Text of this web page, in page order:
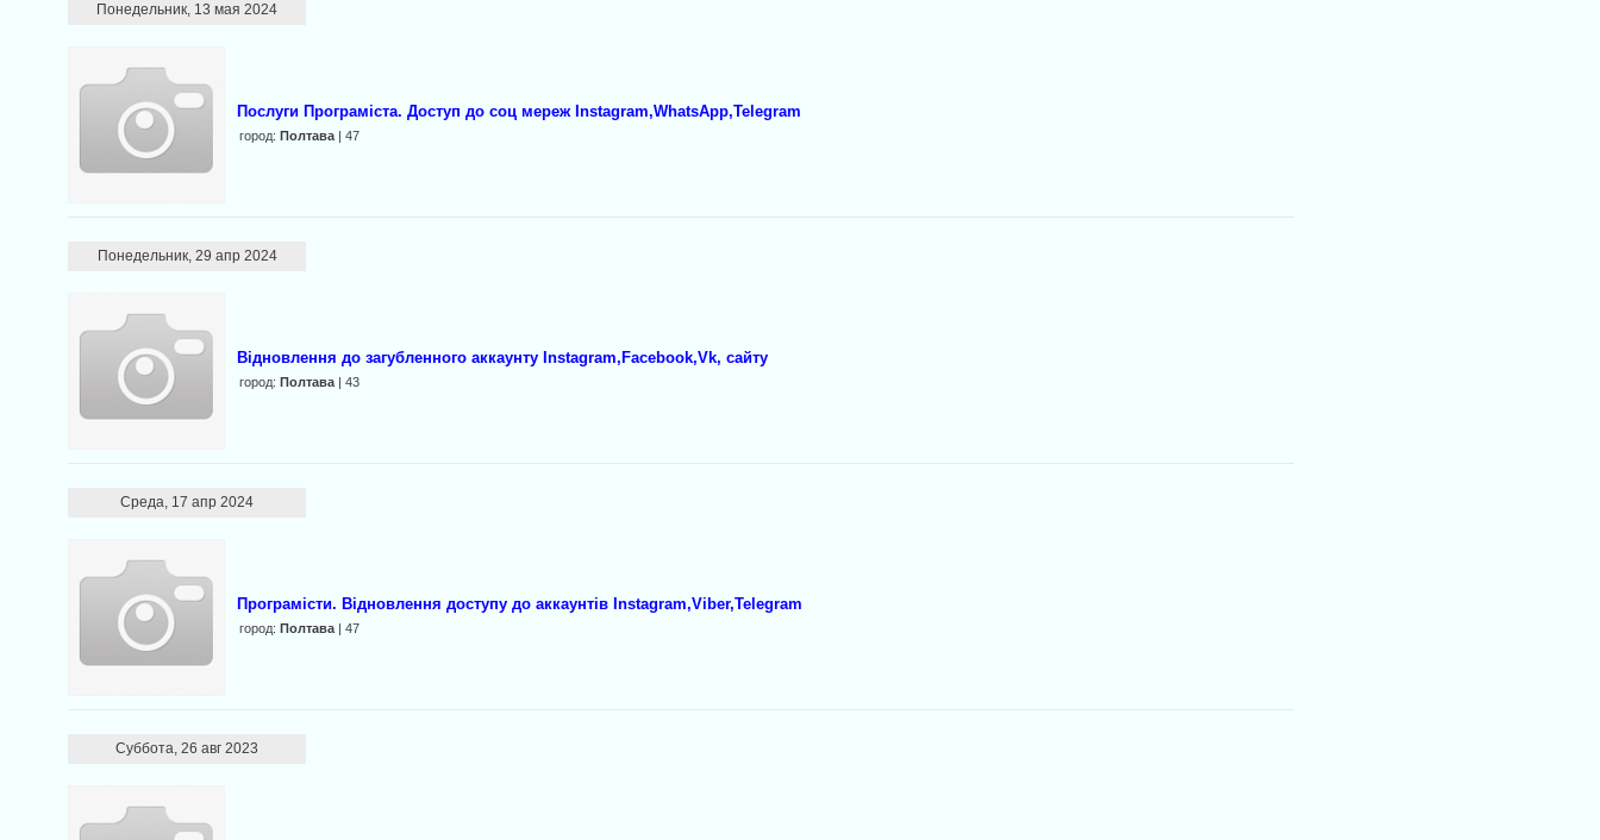
Понедельник, 13 мая 2024
Послуги Програміста. Доступ до соц мереж Instagram,WhatsApp,Telegram
город:Полтава | 47
Понедельник, 29 апр 2024
Відновлення до загубленного аккаунту Instagram,Facebook,Vk, сайту
город:Полтава | 43
Среда, 17 апр 2024
Програмісти. Відновлення доступу до аккаунтів Instagram,Viber,Telegram
город:Полтава | 47
Суббота, 26 авг 2023